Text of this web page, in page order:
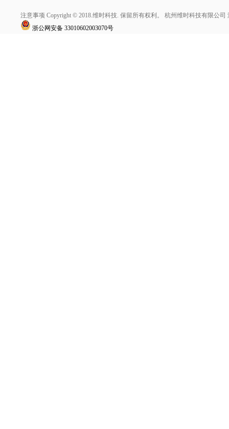
注意事项 Copyright © 2018.维时科技. 保留所有权利。 杭州维时科技有限公司
浙公网安备 33010602003070号